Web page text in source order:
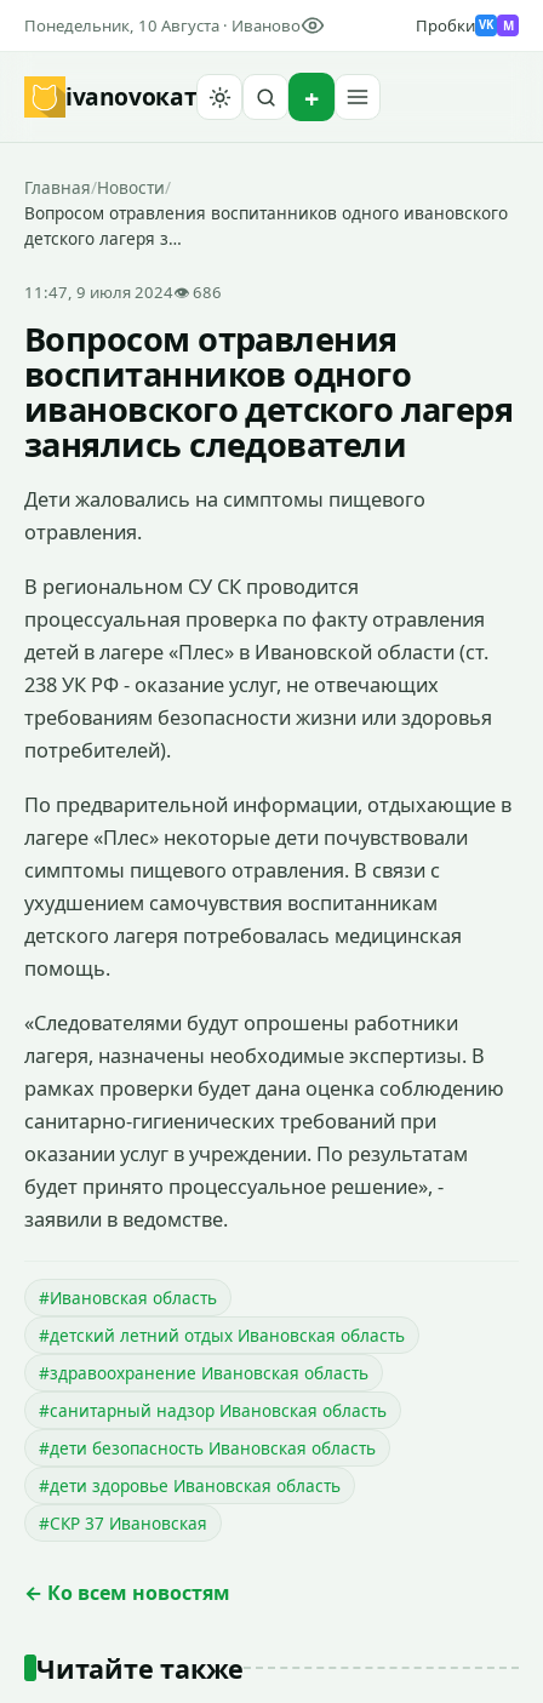
Понедельник, 10 Августа · Иваново Пробки VK M
ivanovoкат
Главная/Новости/
Вопросом отравления воспитанников одного ивановского
детского лагеря з…
11:47, 9 июля 2024👁 686
Вопросом отравления
воспитанников одного
ивановского детского лагеря
занялись следователи
Дети жаловались на симптомы пищевого
отравления.
В региональном СУ СК проводится
процессуальная проверка по факту отравления
детей в лагере «Плес» в Ивановской области (ст.
238 УК РФ - оказание услуг, не отвечающих
требованиям безопасности жизни или здоровья
потребителей).
По предварительной информации, отдыхающие в
лагере «Плес» некоторые дети почувствовали
симптомы пищевого отравления. В связи с
ухудшением самочувствия воспитанникам
детского лагеря потребовалась медицинская
помощь.
«Следователями будут опрошены работники
лагеря, назначены необходимые экспертизы. В
рамках проверки будет дана оценка соблюдению
санитарно-гигиенических требований при
оказании услуг в учреждении. По результатам
будет принято процессуальное решение», -
заявили в ведомстве.
#Ивановская область
#детский летний отдых Ивановская область
#здравоохранение Ивановская область
#санитарный надзор Ивановская область
#дети безопасность Ивановская область
#дети здоровье Ивановская область
#СКР 37 Ивановская
← Ко всем новостям
Читайте также